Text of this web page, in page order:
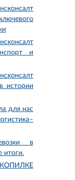
и
истории
для нас
в
итоги.